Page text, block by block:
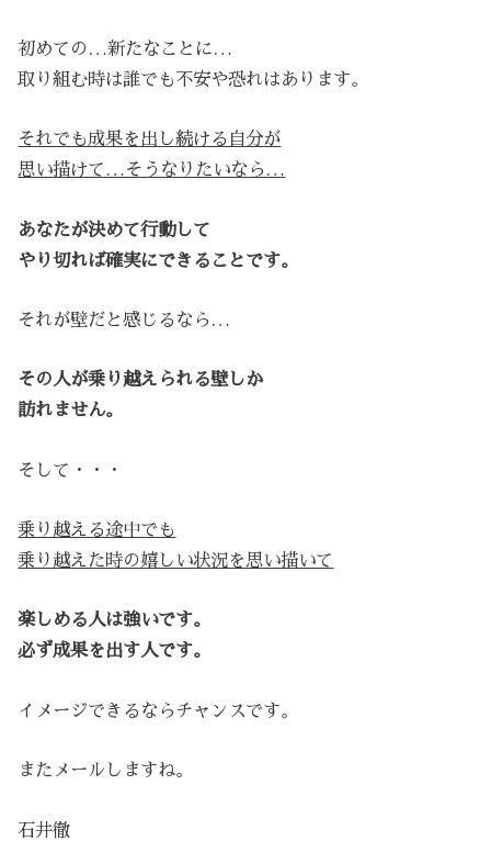
初めての…新たなことに…
取り組む時は誰でも不安や恐れはあります。
それでも成果を出し続ける自分が
思い描けて…そうなりたいなら…
あなたが決めて行動して
やり切れば確実にできることです。
それが壁だと感じるなら…
その人が乗り越えられる壁しか
訪れません。
そして・・・
乗り越える途中でも
乗り越えた時の嬉しい状況を思い描いて
楽しめる人は強いです。
必ず成果を出す人です。
イメージできるならチャンスです。
またメールしますね。
石井徹